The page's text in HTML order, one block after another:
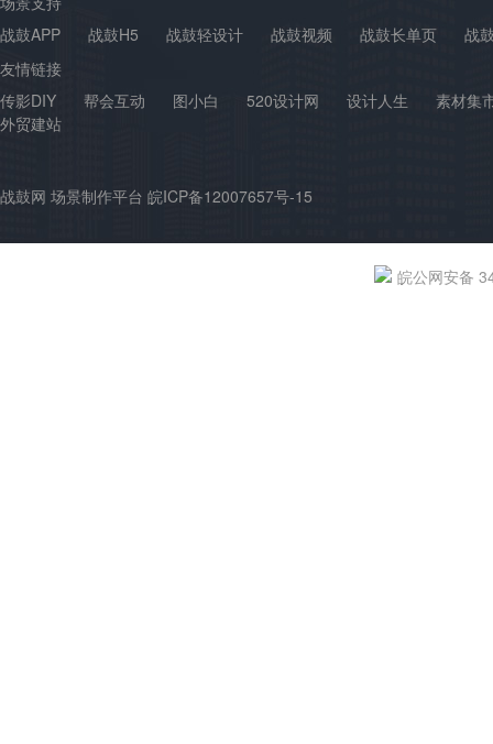
战鼓APP
战鼓H5 战鼓轻设计 战鼓视频 战鼓长单页
战
友情链接
传影DIY
帮会互动 图小白 520设计网 设计人生
素材集
外贸建站
战鼓网 场景制作平台 皖ICP备12007657号-15
皖公网安备